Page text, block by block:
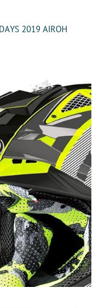
2019 AIROH